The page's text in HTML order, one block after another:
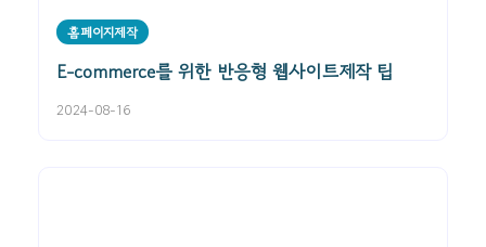
홈페이지제작
E-commerce를 위한 반응형 웹사이트제작 팁
2024-08-16